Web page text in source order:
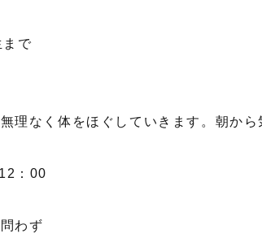
まで
理なく体をほぐしていきます。朝から
：00
わず